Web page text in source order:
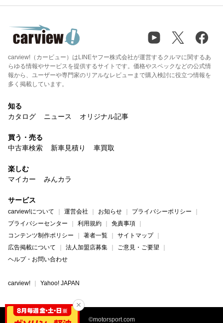
carview!（カービュー）はLINEヤフー株式会社が運営するクルマに関するあ
らゆる情報やサービスを提供するサイトです。価格やスペックなどの公式情
報から、ユーザーや専門家のリアルなレビューまで購入検討に役立つ情報を
多く掲載しています。
知る
カタログ
ニュース オリジナル記事
買う・売る
中古車検索
新車見積り 車買取
楽しむ
マイカー
みんカラ
サービス
carview!について 運営会社 お知らせ
プライバシーポリシー
プライバシーセンター
利用規約
免責事項
コンテンツ制作ポリシー
著者一覧
サイトマップ
広告掲載について
法人加盟店募集
ご意見・ご要望
ヘルプ・お問い合わせ
carview! Yahoo! JAPAN
©motorsport.com